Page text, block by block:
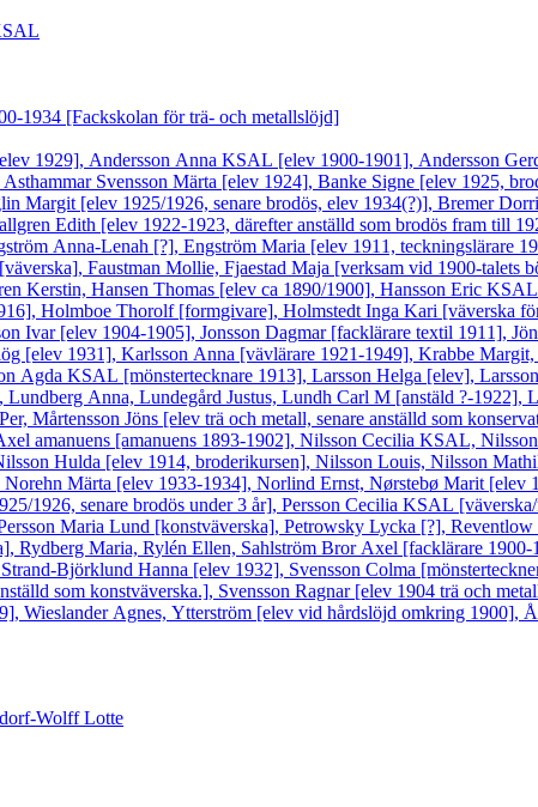
1934 [Fackskolan för trä- och metallslöjd]
1929], Andersson Anna KSAL [elev 1900-1901], Andersson
Svensson Märta [elev 1924], Banke Signe [elev 1925,
Margit [elev 1925/1926, senare brodös, elev 1934(?)], Bremer
Edith [elev 1922-1923, därefter anställd som brodös fram till
Anna-Lenah [?], Engström Maria [elev 1911, teckningslärare
Faustman Mollie, Fjaestad Maja [verksam vid 1900-talets
Kerstin, Hansen Thomas [elev ca 1890/1900], Hansson Eric
Holmboe Thorolf [formgivare], Holmstedt Inga Kari [väverska
Ivar [elev 1904-1905], Jonsson Dagmar [facklärare textil 1911],
[elev 1931], Karlsson Anna [vävlärare 1921-1949], Krabbe
Agda KSAL [mönstertecknare 1913], Larsson Helga [elev],
Anna, Lundegård Justus, Lundh Carl M [anstäld ?-1922],
Mårtensson Jöns [elev trä och metall, senare anställd som
amanuens [amanuens 1893-1902], Nilsson Cecilia KSAL,
Hulda [elev 1914, broderikursen], Nilsson Louis, Nilsson
Märta [elev 1933-1934], Norlind Ernst, Nørstebø Marit [elev
1926, senare brodös under 3 år], Persson Cecilia KSAL
Maria Lund [konstväverska], Petrowsky Lycka [?],
Rydberg Maria, Rylén Ellen, Sahlström Bror Axel [facklärare
Björklund Hanna [elev 1932], Svensson Colma
som konstväverska.], Svensson Ragnar [elev 1904 trä och
Wieslander Agnes, Ytterström [elev vid hårdslöjd omkring 1900],
Wolff Lotte